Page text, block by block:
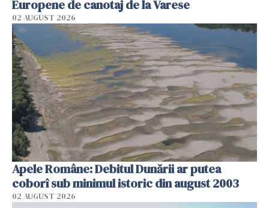
Europene de canotaj de la Varese
02 AUGUST 2026
Apele Române: Debitul Dunării ar putea
coborî sub minimul istoric din august 2003
02 AUGUST 2026